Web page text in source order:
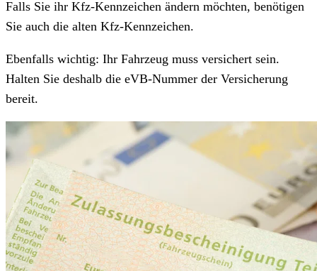
Falls Sie ihr Kfz-Kennzeichen ändern möchten, benötigen
Sie auch die alten Kfz-Kennzeichen.
Ebenfalls wichtig: Ihr Fahrzeug muss versichert sein.
Halten Sie deshalb die eVB-Nummer der Versicherung
bereit.